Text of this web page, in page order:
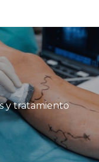
y tratamiento